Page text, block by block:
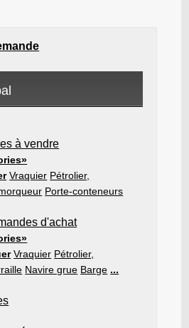
à vendre
Vraquier Pétrolier,
Porte-conteneurs
d'achat
Vraquier Pétrolier,
Navire grue Barge ...